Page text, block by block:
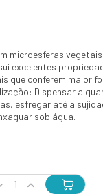
microesferas
excelentes
que conferem maior
Dispensar a
esfregar até a
sob água.